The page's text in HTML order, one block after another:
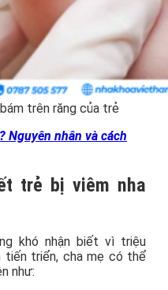
trên răng của trẻ
Nguyên nhân và cách
trẻ bị viêm nha
khó nhận biết vì triệu
tiến triển, cha mẹ có thể
như: